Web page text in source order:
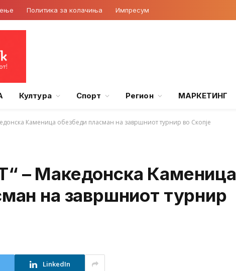
Политика за колачиња Импресум
Култура Спорт Регион МАРКЕТИНГ
Каменица обезбеди пласман на завршниот турнир во Скопје
– Македонска Каменица
на завршниот турнир
LinkedIn